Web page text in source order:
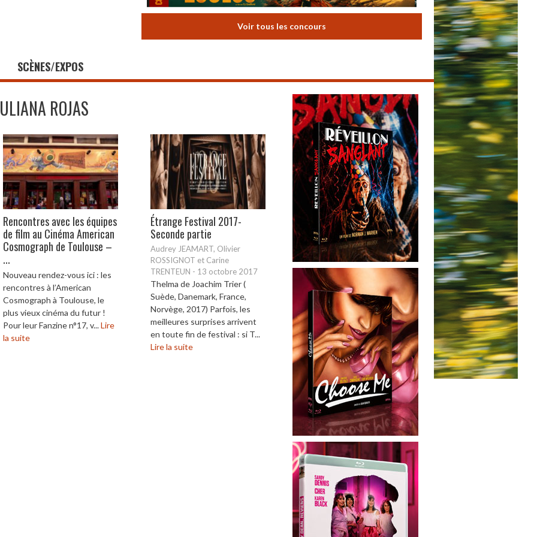
Voir tous les concours
SCÈNES/EXPOS
ROJAS
Rencontres avec les équipes
de film au Cinéma American
Cosmograph de Toulouse –
...
Nouveau rendez-vous ici : les
rencontres à l’American
Cosmograph à Toulouse, le
plus vieux cinéma du futur !
Pour leur Fanzine n°17, v...Lire
la suite
Étrange Festival 2017-
Seconde partie
Audrey JEAMART, Olivier
ROSSIGNOT et Carine
TRENTEUN - 13 octobre 2017
Thelma de Joachim Trier (
Suède, Danemark, France,
Norvège, 2017) Parfois, les
meilleures surprises arrivent
en toute fin de festival : si T...
Lire la suite